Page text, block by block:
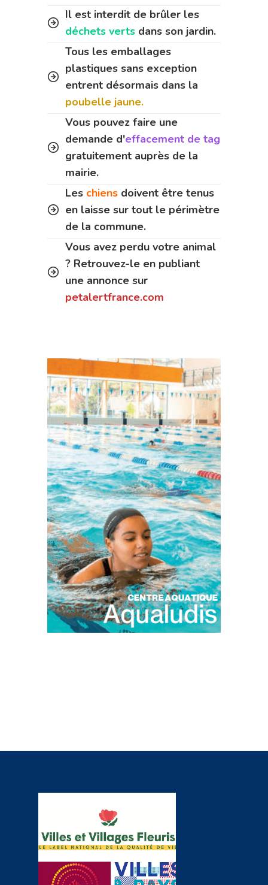
Il est interdit de brûler les
déchets verts dans son jardin.
Tous les emballages
plastiques sans exception
entrent désormais dans la
poubelle jaune.
Vous pouvez faire une
demande d'effacement de tag
gratuitement auprès de la
mairie.
Les chiens doivent être tenus
en laisse sur tout le périmètre
de la commune.
Vous avez perdu votre animal
? Retrouvez-le en publiant
une annonce sur
petalertfrance.com